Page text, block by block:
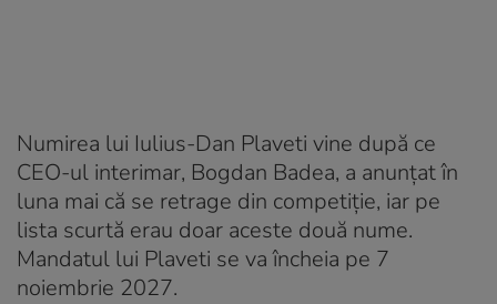
Numirea lui Iulius-Dan Plaveti vine după ce
CEO-ul interimar, Bogdan Badea, a anunțat în
luna mai că se retrage din competiție, iar pe
lista scurtă erau doar aceste două nume.
Mandatul lui Plaveti se va încheia pe 7
noiembrie 2027.